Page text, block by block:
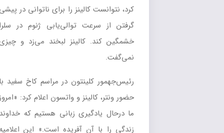
کرد، نتوانست کالینز را برای ناتوانی در پیشی‌
گرفتن از سرعت توالی‌یابی ژنوم در سلرا
خشمگین کند. کالینز لبخند می‌زد و چیزی
نمی‌گفت.
رئیس‌جهمور کلینتون در مراسم کاخ سفید با
حضور ونتر، کالینز و واتسون اعلام کرد: «امروز
ما در‌حال یادگیری زبانی هستیم که خداوند
زندگی را با آن آفریده است.» این اعلامیه